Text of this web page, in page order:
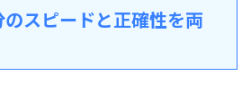
スピードと正確性を両